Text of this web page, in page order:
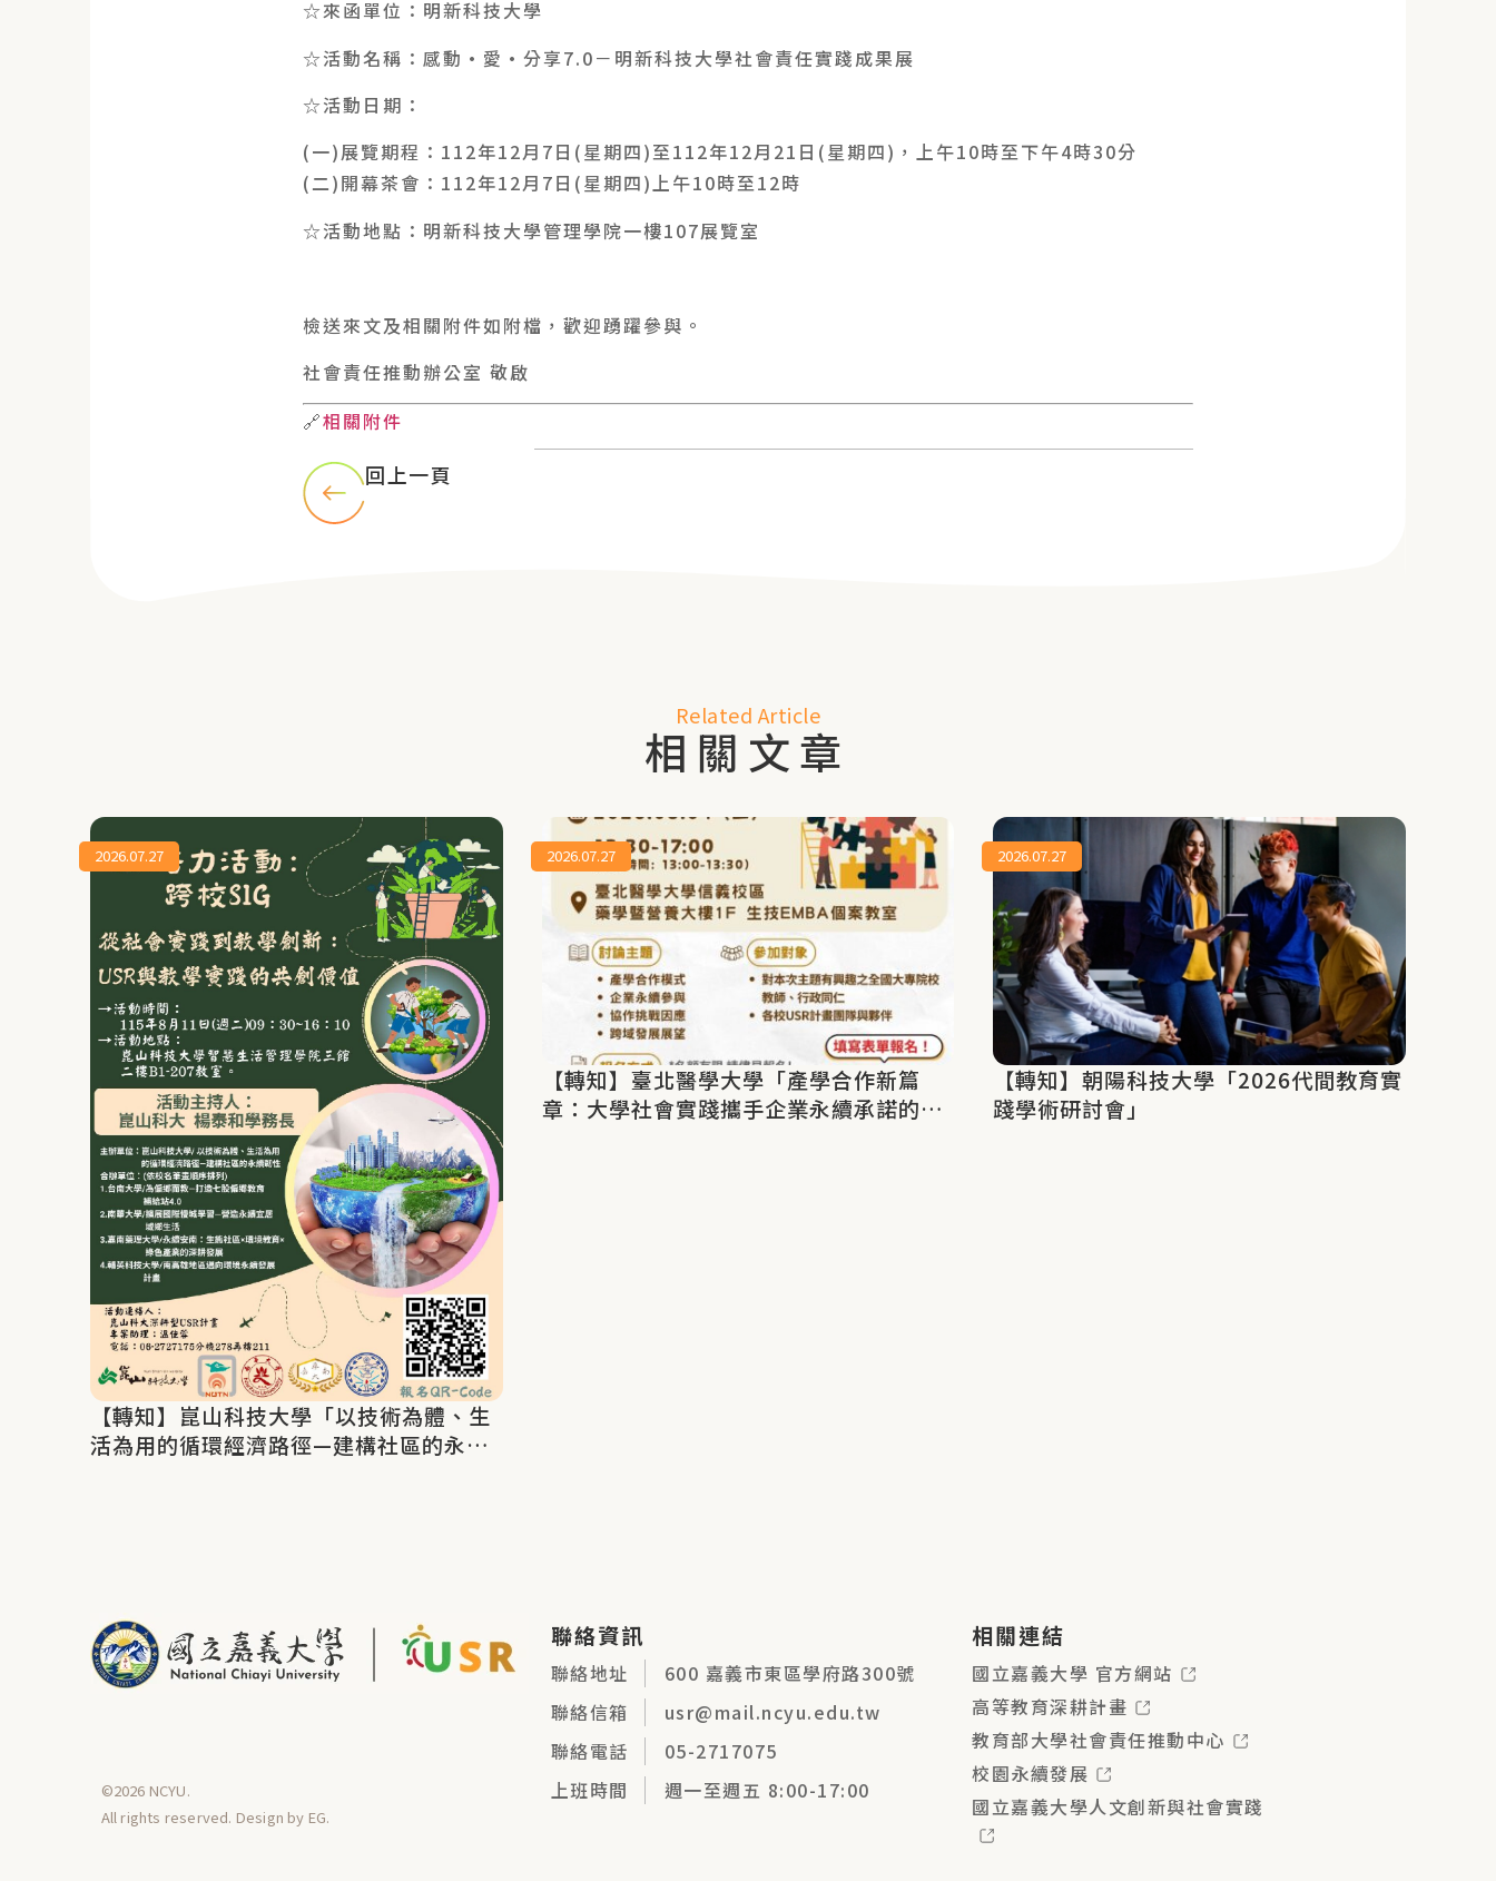
☆來函單位：明新科技大學
☆活動名稱：感動·愛·分享7.0－明新科技大學社會責任實踐成果展
☆活動日期：
(一)展覽期程：112年12月7日(星期四)至112年12月21日(星期四)，上午10時至下午4時30分
(二)開幕茶會：112年12月7日(星期四)上午10時至12時
☆活動地點：明新科技大學管理學院一樓107展覽室
檢送來文及相關附件如附檔，歡迎踴躍參與。
社會責任推動辦公室 敬啟
🔗相關附件
回上一頁
Related Article
相關文章
【轉知】崑山科技大學「以技術為體、生
活為用的循環經濟路徑—建構社區的永續
2026.07.27
【轉知】臺北醫學大學「產學合作新篇
章：大學社會實踐攜手企業永續承諾的機
2026.07.27
【轉知】朝陽科技大學「2026代間教育實
踐學術研討會」
2026.07.27
聯絡資訊
聯絡地址
600 嘉義市東區學府路300號
聯絡信箱
usr@mail.ncyu.edu.tw
聯絡電話
05-2717075
上班時間
週一至週五 8:00-17:00
相關連結
國立嘉義大學 官方網站
高等教育深耕計畫
教育部大學社會責任推動中心
校園永續發展
國立嘉義大學人文創新與社會實踐
©2026 NCYU.
All rights reserved. Design by EG.